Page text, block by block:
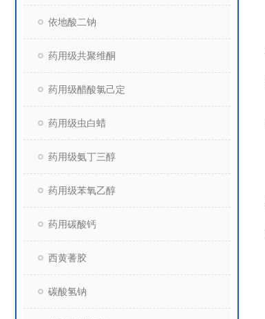
依地酸二钠
药用级共聚维酮
药用级醋酸氯己定
药用级虫白蜡
药用级氨丁三醇
药用级苯氧乙醇
药用碳酸钙
西黄蓍胶
碳酸氢钠